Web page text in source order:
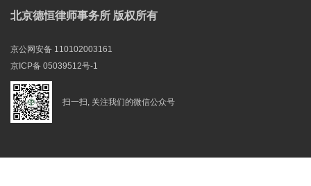
北京德恒律师事务所 版权所有
京公网安备 110102003161
京ICP备 05039512号-1
扫一扫, 关注我们的微信公众号